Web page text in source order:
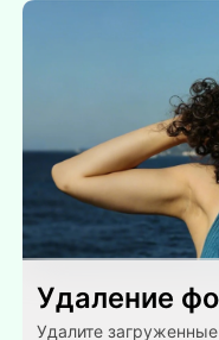
Удаление
Удалите